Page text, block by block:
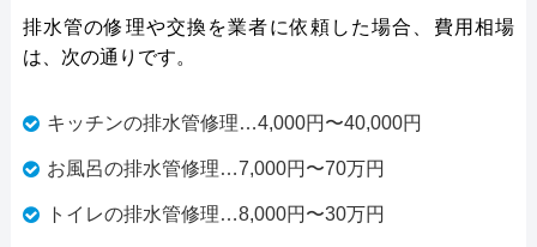
排水管の修理や交換を業者に依頼した場合、費用相場
は、次の通りです。
キッチンの排水管修理…4,000円〜40,000円
お風呂の排水管修理…7,000円〜70万円
トイレの排水管修理…8,000円〜30万円